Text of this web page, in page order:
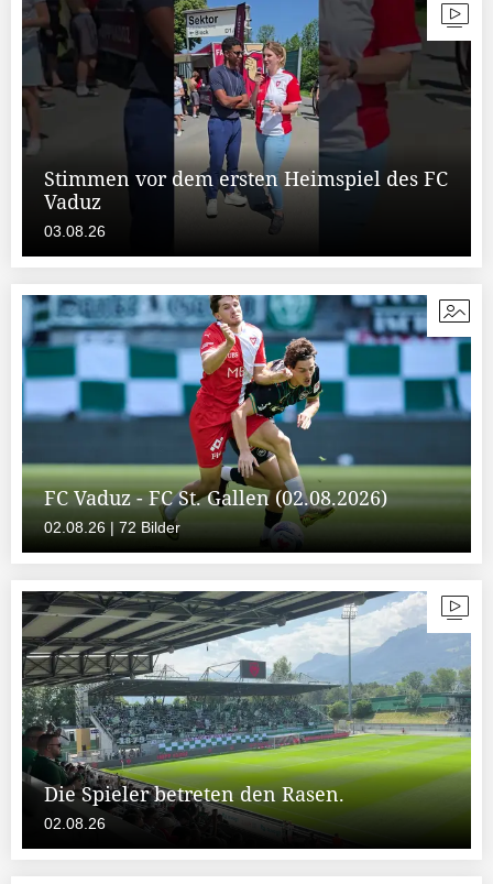
Stimmen vor dem ersten Heimspiel des FC
Vaduz
03.08.26
FC Vaduz - FC St. Gallen (02.08.2026)
02.08.26 | 72 Bilder
Die Spieler betreten den Rasen.
02.08.26